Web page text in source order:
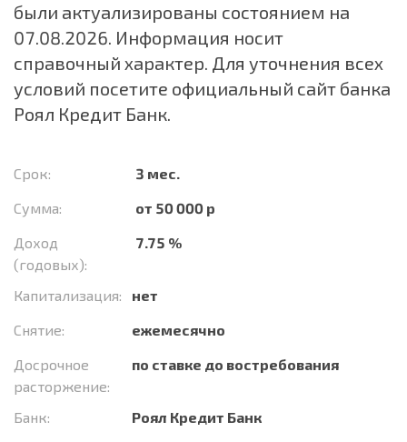
были актуализированы состоянием на
07.08.2026. Информация носит
справочный характер. Для уточнения всех
условий посетите официальный сайт банка
Роял Кредит Банк.
Срок:
3 мес.
Сумма:
от 50 000 р
Доход
(годовых):
7.75 %
Капитализация:
нет
Снятие:
ежемесячно
Досрочное
расторжение:
по ставке до востребования
Банк:
Роял Кредит Банк